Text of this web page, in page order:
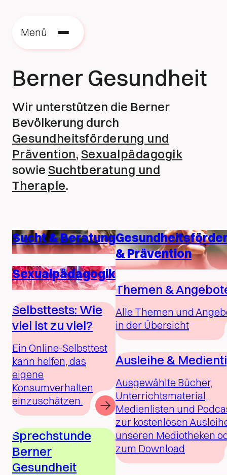
Menü
Berner Gesundheit
Wir unterstützen die Berner
Bevölkerung durch
Gesundheitsförderung und
Prävention, Sexualpädagogik
sowie Suchtberatung und
Therapie.
Sucht & Beratung
Sexualpädagogik
Selbsttests: Wie
viel ist zu viel?
Ein Online-Selbsttest
kann helfen, das
eigene
Konsumverhalten
einzuschätzen.
Sprechstunde
Berner
Gesundheit
& Prävention
Themen &
Alle Themen und
in der Übersicht
Ausleihe &
Ausgewählte Bücher,
Unterrichtsmaterial,
Medienlisten und
zur kostenlosen
unseren Mediotheken
zum Download